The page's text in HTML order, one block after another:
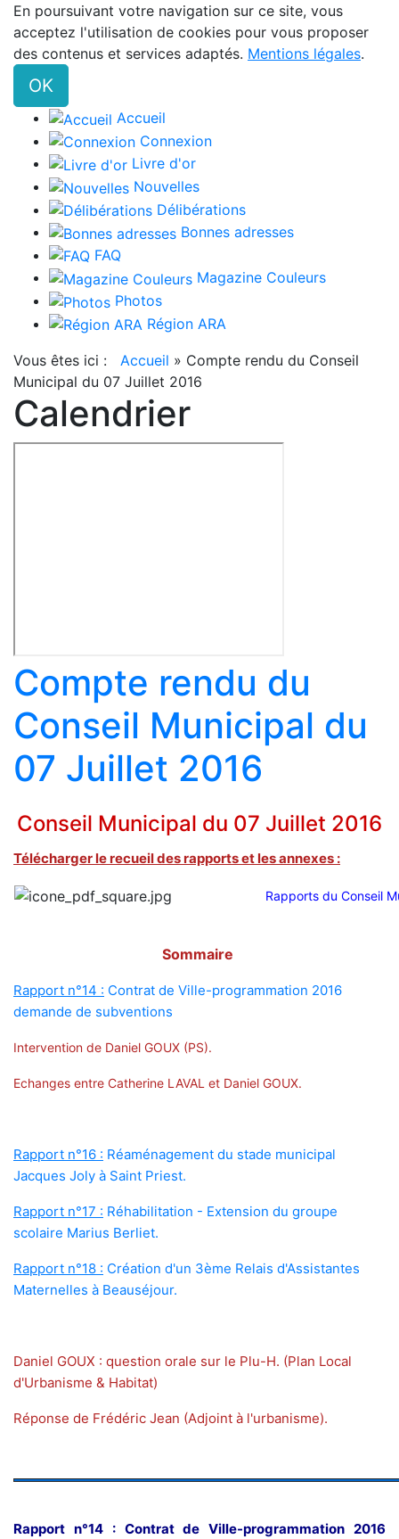
En poursuivant votre navigation sur ce site, vous
acceptez l'utilisation de cookies pour vous proposer
des contenus et services adaptés. Mentions légales.
OK
Accueil
Connexion
Livre d'or
Nouvelles
Délibérations
Bonnes adresses
FAQ
Magazine Couleurs
Photos
Région ARA
Vous êtes ici : Accueil » Compte rendu du Conseil
Municipal du 07 Juillet 2016
Calendrier
Compte rendu du
Conseil Municipal du
07 Juillet 2016
Conseil Municipal du 07 Juillet 2016
Télécharger le recueil des rapports et les annexes :
Rapports du Conseil
Sommaire
Rapport n°14 : Contrat de Ville-programmation 2016
demande de subventions
Intervention de Daniel GOUX (PS).
Echanges entre Catherine LAVAL et Daniel GOUX.
Rapport n°16 : Réaménagement du stade municipal
Jacques Joly à Saint Priest.
Rapport n°17 : Réhabilitation - Extension du groupe
scolaire Marius Berliet.
Rapport n°18 : Création d'un 3ème Relais d'Assistantes
Maternelles à Beauséjour.
Daniel GOUX : question orale sur le Plu-H. (Plan Local
d'Urbanisme & Habitat)
Réponse de Frédéric Jean (Adjoint à l'urbanisme).
Rapport n°14 : Contrat de Ville-programmation 2016